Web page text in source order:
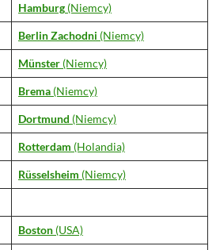
Hamburg (Niemcy)
Berlin Zachodni (Niemcy)
Münster (Niemcy)
Brema (Niemcy)
Dortmund (Niemcy)
Rotterdam (Holandia)
Rüsselsheim (Niemcy)
Boston (USA)